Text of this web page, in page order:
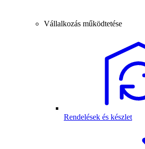
Vállalkozás működtetése
Rendelések és készlet